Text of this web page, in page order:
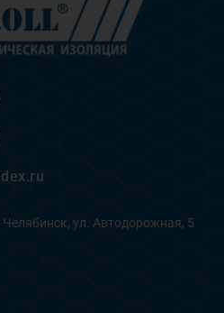
ул. Автодорожная, 5